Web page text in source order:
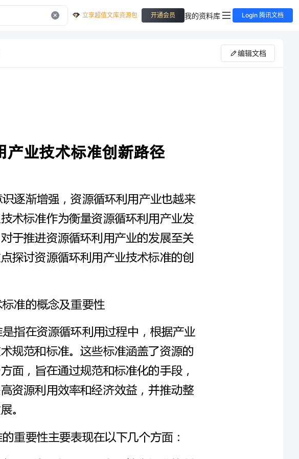
立享超值文库资源包 开通会员 我的资料库 Login 腾讯文档
编辑文档
施可以规范资源的收集、处理、回收、利用等各个环节，避免资源浪费
随着人们对可持续发展的意识逐渐增强，资源循环利用产业也越来
重要。在这个背景下，本文将重点探讨资源循环利用产业技术标准的创
资源循环利用产业技术标准是指在资源循环利用过程中，根据产业
促进产业技术的发展和升级，提高资源利用效率和经济效益，并推动整
资源循环利用产业技术标准的重要性主要表现在以下几个方面：
定和实施，可以促进资源循环利用产业的技术进步和创新，提高资源利